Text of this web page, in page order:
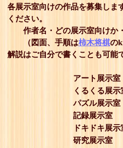
各展示室向けの作品を募集しま
ください。
作者名・どの展示室向けか
（図面、手順は柿木将棋の
解説はご自分で書くことも可能
アート展示室
くるくる展示
パズル展示室
記録展示室
ドキドキ展示
研究展示室